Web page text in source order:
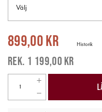
Välj
Nuvarande pris:899,00 kr
899,00 kr
1 199,00 kr
Historik